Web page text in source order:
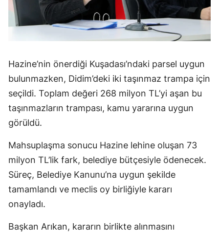
Hazine’nin önerdiği Kuşadası’ndaki parsel uygun
bulunmazken, Didim’deki iki taşınmaz trampa için
seçildi. Toplam değeri 268 milyon TL’yi aşan bu
taşınmazların trampası, kamu yararına uygun
görüldü.
Mahsuplaşma sonucu Hazine lehine oluşan 73
milyon TL’lik fark, belediye bütçesiyle ödenecek.
Süreç, Belediye Kanunu’na uygun şekilde
tamamlandı ve meclis oy birliğiyle kararı
onayladı.
Başkan Arıkan, kararın birlikte alınmasını